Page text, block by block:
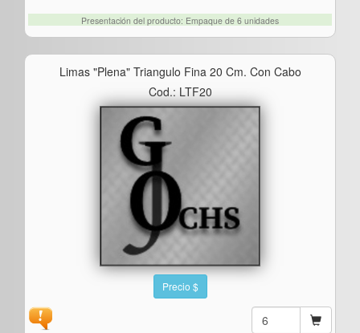
Presentación del producto: Empaque de 6 unidades
Limas "plena" Triangulo Fina 20 Cm. Con Cabo
Cod.: LTF20
Precio $